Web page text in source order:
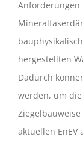
Anforderungen
hergestellten
Dadurch
werden, um
aktuellen